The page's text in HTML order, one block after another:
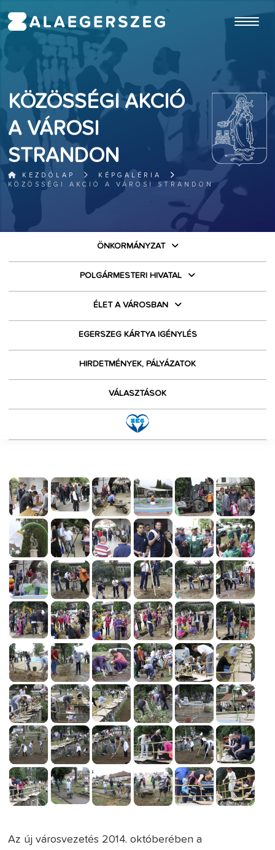
KÖZÖSSÉGI AKCIÓ
A VÁROSI
STRANDON
KEZDŐLAP
KÉPGALÉRIA
KÖZÖSSÉGI AKCIÓ A VÁROSI STRANDON
ÖNKORMÁNYZAT
POLGÁRMESTERI HIVATAL
ÉLET A VÁROSBAN
EGERSZEG KÁRTYA IGÉNYLÉS
HIRDETMÉNYEK, PÁLYÁZATOK
VÁLASZTÁSOK
Az új városvezetés 2014. októberében a